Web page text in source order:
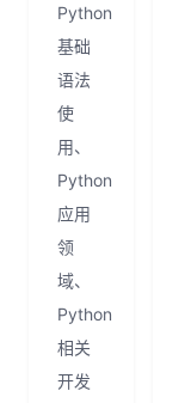
Python
基础
语法
使
用、
Python
应用
领
域、
Python
相关
开发